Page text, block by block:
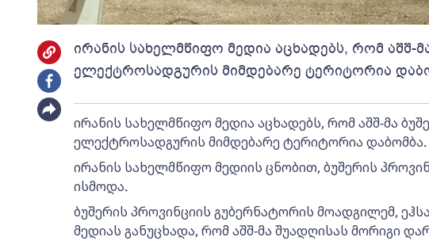
ირანის სახელმწიფო მედია აცხადებს, რომ აშშ-
ელექტროსადგურის მიმდებარე ტერიტორია
ირანის სახელმწიფო მედია აცხადებს, რომ აშშ-მა
ელექტროსადგურის მიმდებარე ტერიტორია დაბომბა.
ირანის სახელმწიფო მედიის ცნობით, ბუშერის
ისმოდა.
ბუშერის პროვინციის გუბერნატორის მოადგილემ,
მედიას განუცხადა, რომ აშშ-მა შუადღისას მორიგი